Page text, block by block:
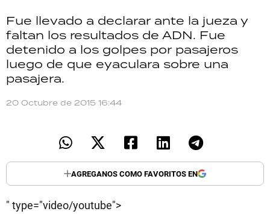
Fue llevado a declarar ante la jueza y
faltan los resultados de ADN. Fue
detenido a los golpes por pasajeros
luego de que eyaculara sobre una
pasajera.
20 Octubre de 2015 16:44
AGREGANOS COMO FAVORITOS EN
" type="video/youtube">
ECONOMÍA
GRAN HERMANO
SALUD
DEPORTES
TECNOLOGÍA
RECETAS
PALABRAS